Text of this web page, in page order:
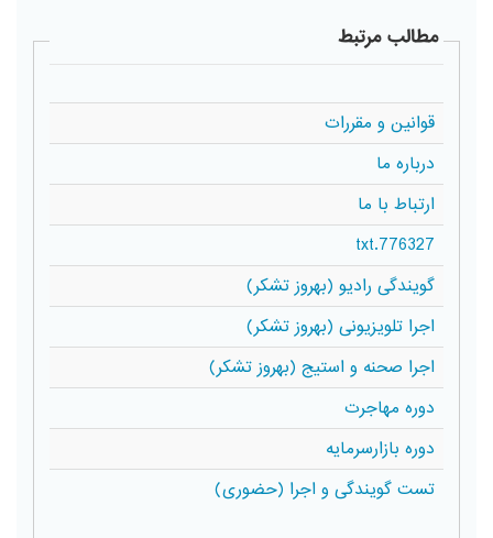
مطالب مرتبط
قوانین و مقررات
درباره ما
ارتباط با ما
776327.txt
گویندگی رادیو (بهروز تشکر)
اجرا تلویزیونی (بهروز تشکر)
اجرا صحنه و استیج (بهروز تشکر)
دوره مهاجرت
دوره بازارسرمایه
تست گویندگی و اجرا (حضوری)